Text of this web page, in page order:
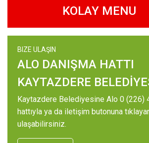
KOLAY MENU
BIZE ULAŞIN
ALO DANIŞMA HATTI
KAYTAZDERE
Kaytazdere Belediyesine Alo 0 (226)
hattıyla ya da iletişim butonuna
ulaşabilirsiniz.